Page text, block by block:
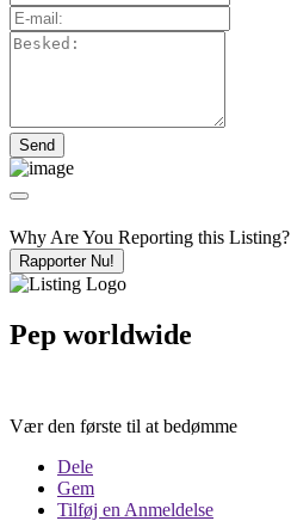
Why Are You Reporting this Listing?
Rapporter Nu!
Pep worldwide
Vær den første til at bedømme
Dele
Gem
Tilføj en Anmeldelse